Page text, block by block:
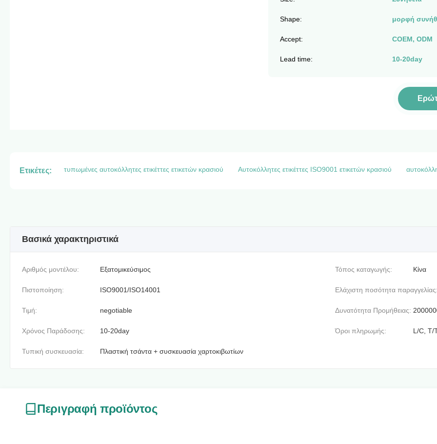
Shape: μορφή
Accept: COEM, ODM
Lead time: 10-20day
Ετικέτες: τυπωμένες αυτοκόλλητες ετικέττες ετικετών κρασιού Αυτοκόλλητες ετικέττες ISO9001 ετικετών κρασιού
Βασικά χαρακτηριστικά
Αριθμός μοντέλου: Εξατομικεύσιμος Τόπος καταγωγής: Κίνα
Πιστοποίηση: ISO9001/ISO14001 Ελάχιστη ποσότητα παραγγελίας:
Τιμή: negotiable Δυνατότητα Προμήθειας:
Χρόνος Παράδοσης: 10-20day Όροι πληρωμής: L/C, T/
Τυπική συσκευασία: Πλαστική τσάντα + συσκευασία χαρτοκιβωτίων
Περιγραφή προϊόντος